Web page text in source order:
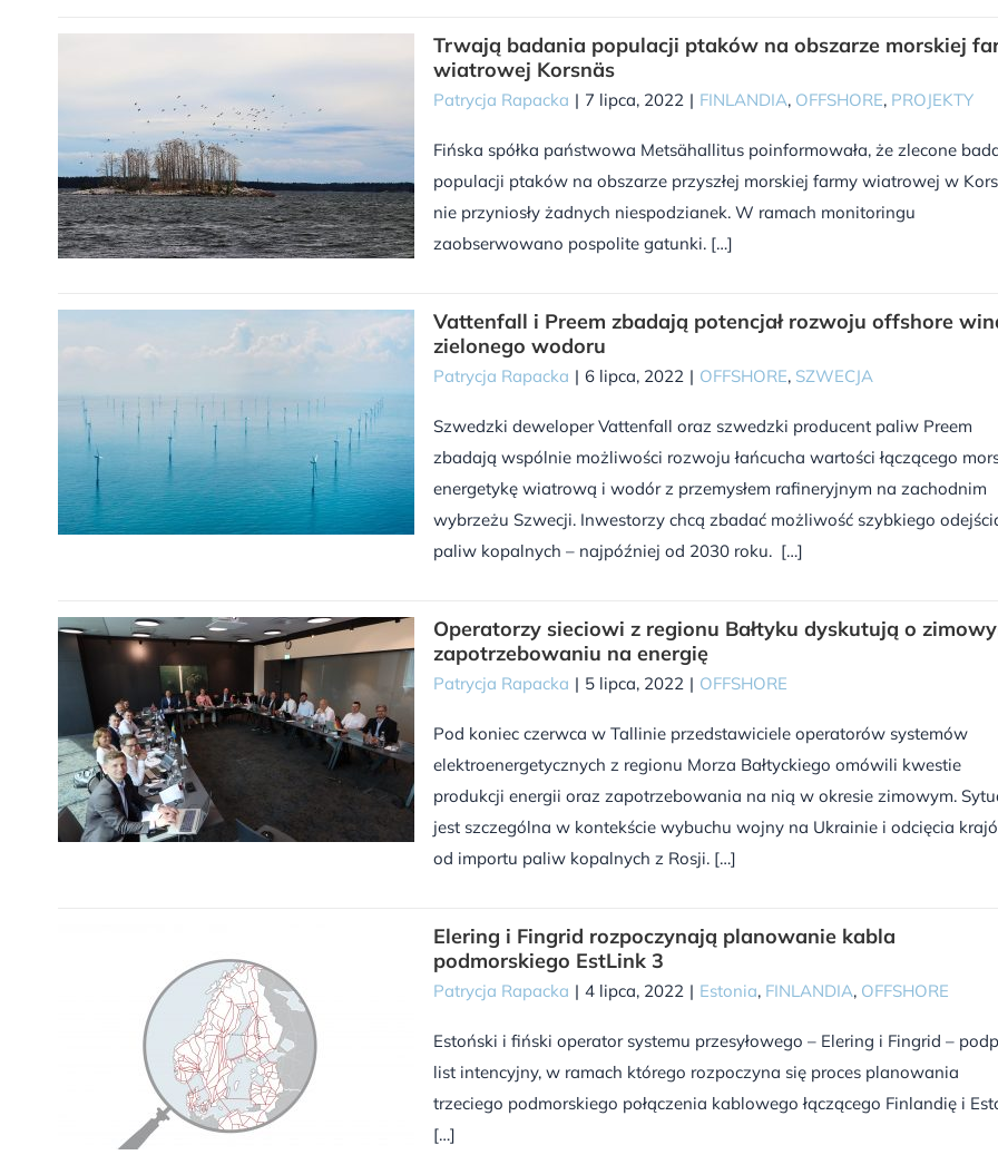
Trwają badania populacji ptaków na obszarze morskiej
wiatrowej Korsnäs
Patrycja Rapacka | 7 lipca, 2022 | FINLANDIA, OFFSHORE, PROJEKTY
Fińska spółka państwowa Metsähallitus poinformowała, że zlecone
populacji ptaków na obszarze przyszłej morskiej farmy wiatrowej w
nie przyniosły żadnych niespodzianek. W ramach monitoringu
zaobserwowano pospolite gatunki. […]
Vattenfall i Preem zbadają potencjał rozwoju offshore
zielonego wodoru
Patrycja Rapacka | 6 lipca, 2022 | OFFSHORE, SZWECJA
Szwedzki deweloper Vattenfall oraz szwedzki producent paliw Preem
zbadają wspólnie możliwości rozwoju łańcucha wartości łączącego
energetykę wiatrową i wodór z przemysłem rafineryjnym na zachodnim
wybrzeżu Szwecji. Inwestorzy chcą zbadać możliwość szybkiego
paliw kopalnych – najpóźniej od 2030 roku. […]
Operatorzy sieciowi z regionu Bałtyku dyskutują o
zapotrzebowaniu na energię
Patrycja Rapacka | 5 lipca, 2022 | OFFSHORE
Pod koniec czerwca w Tallinie przedstawiciele operatorów systemów
elektroenergetycznych z regionu Morza Bałtyckiego omówili kwestie
produkcji energii oraz zapotrzebowania na nią w okresie zimowym.
jest szczególna w kontekście wybuchu wojny na Ukrainie i odcięcia
od importu paliw kopalnych z Rosji. […]
Elering i Fingrid rozpoczynają planowanie kabla
podmorskiego EstLink 3
Patrycja Rapacka | 4 lipca, 2022 | Estonia, FINLANDIA, OFFSHORE
Estoński i fiński operator systemu przesyłowego – Elering i Fingrid –
list intencyjny, w ramach którego rozpoczyna się proces planowania
trzeciego podmorskiego połączenia kablowego łączącego Finlandię i
[…]